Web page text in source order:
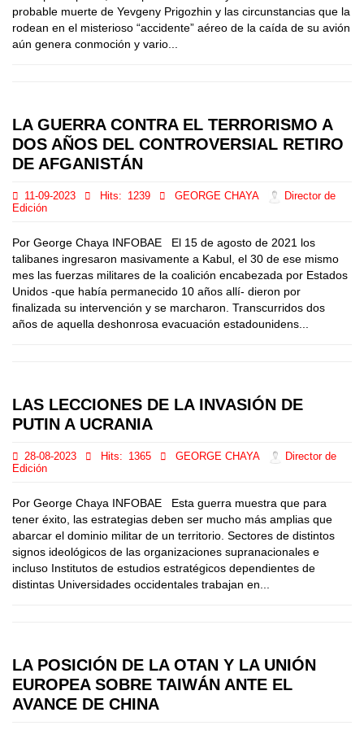
probable muerte de Yevgeny Prigozhin y las circunstancias que la
rodean en el misterioso “accidente” aéreo de la caída de su avión
aún genera conmoción y vario...
LA GUERRA CONTRA EL TERRORISMO A
DOS AÑOS DEL CONTROVERSIAL RETIRO
DE AFGANISTÁN
11-09-2023 Hits: 1239 GEORGE CHAYA
Director de
Edición
Por George Chaya INFOBAE El 15 de agosto de 2021 los
talibanes ingresaron masivamente a Kabul, el 30 de ese mismo
mes las fuerzas militares de la coalición encabezada por Estados
Unidos -que había permanecido 10 años allí- dieron por
finalizada su intervención y se marcharon. Transcurridos dos
años de aquella deshonrosa evacuación estadounidens...
LAS LECCIONES DE LA INVASIÓN DE
PUTIN A UCRANIA
28-08-2023 Hits: 1365 GEORGE CHAYA
Director de
Edición
Por George Chaya INFOBAE Esta guerra muestra que para
tener éxito, las estrategias deben ser mucho más amplias que
abarcar el dominio militar de un territorio. Sectores de distintos
signos ideológicos de las organizaciones supranacionales e
incluso Institutos de estudios estratégicos dependientes de
distintas Universidades occidentales trabajan en...
LA POSICIÓN DE LA OTAN Y LA UNIÓN
EUROPEA SOBRE TAIWÁN ANTE EL
AVANCE DE CHINA